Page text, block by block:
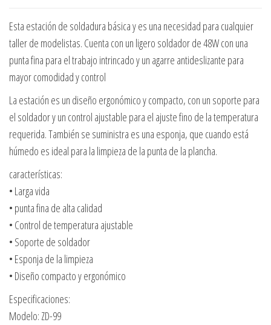
Esta estación de soldadura básica y es una necesidad para cualquier
taller de modelistas. Cuenta con un ligero soldador de 48W con una
punta fina para el trabajo intrincado y un agarre antideslizante para
mayor comodidad y control
La estación es un diseño ergonómico y compacto, con un soporte para
el soldador y un control ajustable para el ajuste fino de la temperatura
requerida. También se suministra es una esponja, que cuando está
húmedo es ideal para la limpieza de la punta de la plancha.
características:
• Larga vida
• punta fina de alta calidad
• Control de temperatura ajustable
• Soporte de soldador
• Esponja de la limpieza
• Diseño compacto y ergonómico
Especificaciones:
Modelo: ZD-99